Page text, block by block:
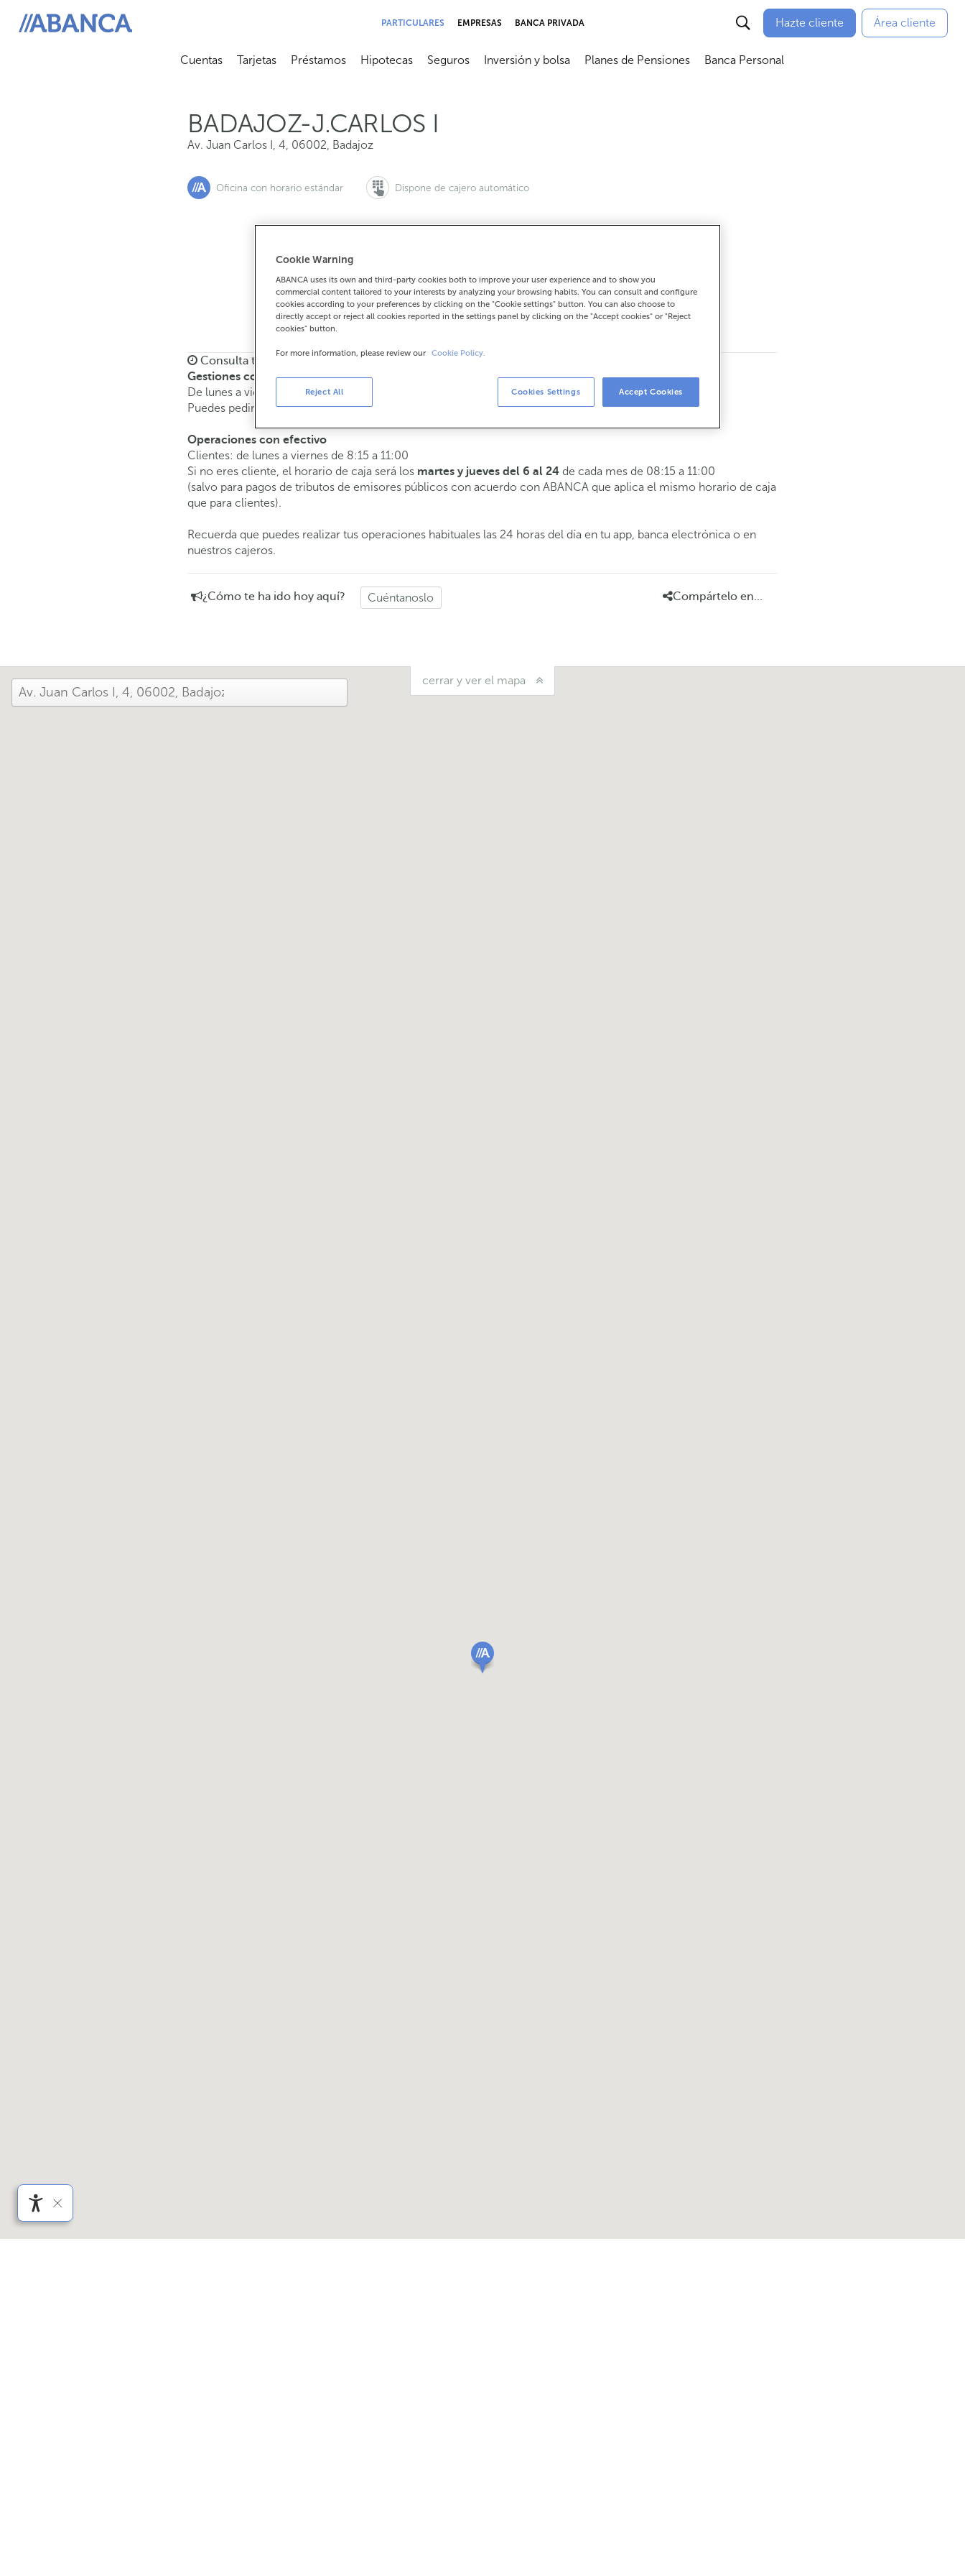
ABANCA
PARTICULARES EMPRESAS BANCA PRIVADA Hazte cliente Área cliente
Cuentas
Abrir submenú
Tarjetas
Abrir submenú
Préstamos
Abrir submenú
Hipotecas
Abrir submenú
Seguros
Abrir submenú
Inversión y bolsa
Abrir submenú
Planes de Pensiones
Abrir submenú
Banca Personal
BADAJOZ-J.CARLOS I
Av. Juan Carlos I, 4, 06002, Badajoz
Oficina con horario estándar Dispone de cajero automático
Si quieres pedir cita:
900 815 200 924221846 Cómo llegar
Consulta todos los horarios
Gestiones comerciales
De lunes a viernes de 8:15 a 14:00.
Puedes pedir cita previay te atenderemos el día y hora que elijas.
Operaciones con efectivo
Clientes: de lunes a viernes de 8:15 a 11:00
Si no eres cliente, el horario de caja será los martes y jueves del 6 al 24 de cada mes de 08:15 a 11:00
(salvo para pagos de tributos de emisores públicos con acuerdo con ABANCA que aplica el mismo horario de caja
que para clientes).
Recuerda que puedes realizar tus operaciones habituales las 24 horas del día en tu app, banca electrónica o en
nuestros cajeros.
¿Cómo te ha ido hoy aquí? Cuéntanoslo Compártelo en...
cerrar y ver el mapa
Cookie Warning
ABANCA uses its own and third-party cookies both to improve your user experience and to show you
commercial content tailored to your interests by analyzing your browsing habits. You can consult and configure
cookies according to your preferences by clicking on the "Cookie settings" button. You can also choose to
directly accept or reject all cookies reported in the settings panel by clicking on the "Accept cookies" or "Reject
cookies" button.
For more information, please review our Cookie Policy.
Reject All Cookies Settings Accept Cookies